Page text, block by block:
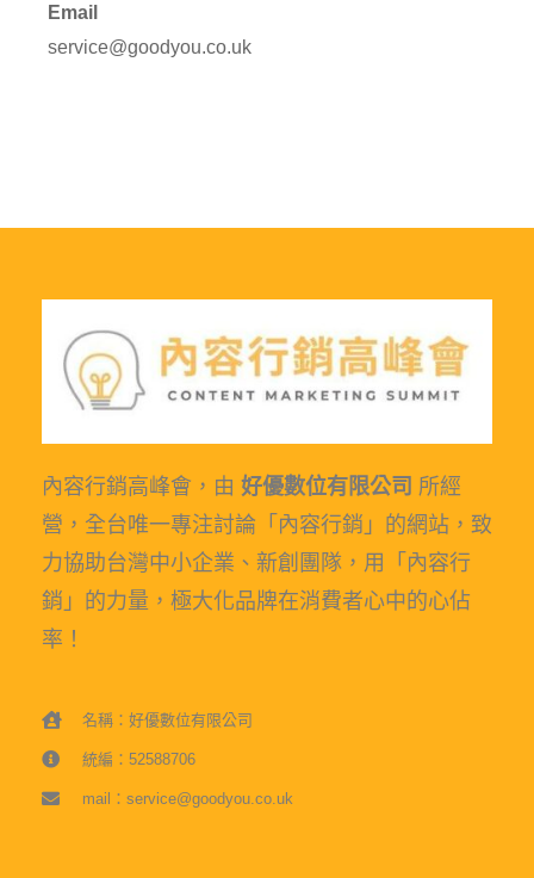
Email
service@goodyou.co.uk
內容行銷高峰會，由 好優數位有限公司 所經
營，全台唯一專注討論「內容行銷」的網站，致
力協助台灣中小企業、新創團隊，用「內容行
銷」的力量，極大化品牌在消費者心中的心佔
率！
名稱：好優數位有限公司
統編：52588706
mail：service@goodyou.co.uk